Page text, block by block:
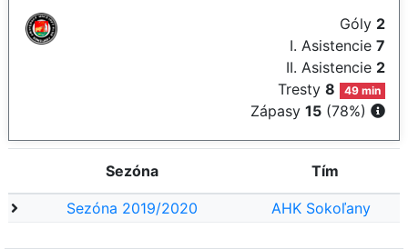
Góly 2
I. Asistencie 7
II. Asistencie 2
Tresty8 49 min
Zápasy 15 (78%)
Sezóna Tím
Sezóna 2019/2020 AHK Sokoľany